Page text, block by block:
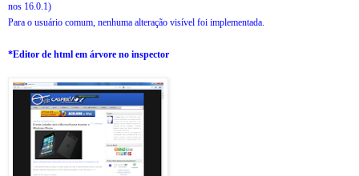
nos 16.0.1)
Para o usuário comum, nenhuma alteração visível foi implementada.
*Editor de html em árvore no inspector